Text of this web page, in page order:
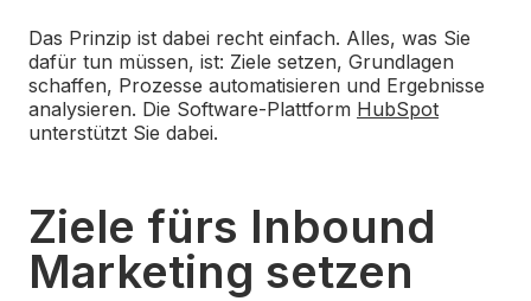
Das Prinzip ist dabei recht einfach. Alles, was Sie
dafür tun müssen, ist: Ziele setzen, Grundlagen
schaffen, Prozesse automatisieren und Ergebnisse
analysieren. Die Software-Plattform HubSpot
unterstützt Sie dabei.
Ziele fürs Inbound
Marketing setzen